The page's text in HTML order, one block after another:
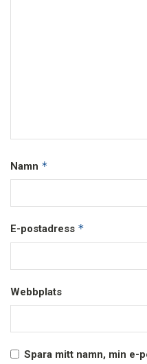
Namn *
E-postadress *
Webbplats
Spara mitt namn, min e-